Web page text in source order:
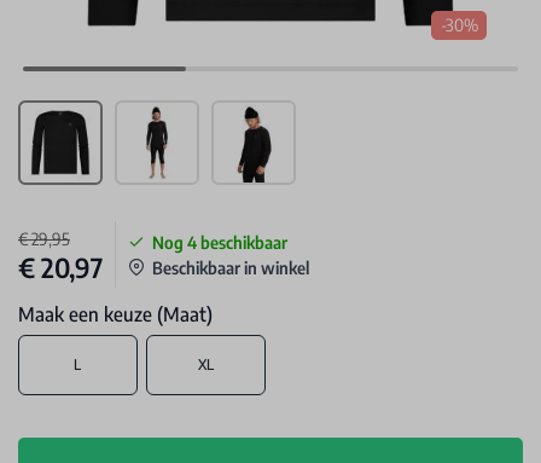
-30%
€ 29,95
€ 20,97
Nog 4 beschikbaar
Beschikbaar in winkel
Maak een keuze (Maat)
L XL